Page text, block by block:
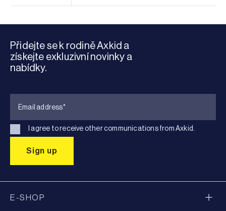
Přidejte se k rodině Axkid a
získejte exkluzivní novinky a
nabídky.
I agree to receive other communications from Axkid.
E-SHOP